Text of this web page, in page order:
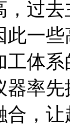
过去
此一
工体
器率
合，